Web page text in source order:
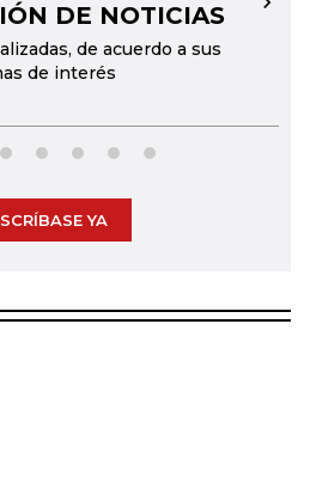
DE NOTICIAS
de acuerdo a sus
de interés
→
YA